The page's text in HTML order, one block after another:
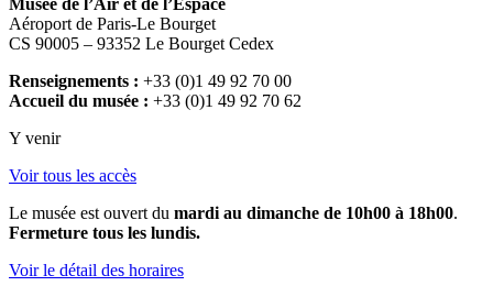
Musée de l’Air et de l’Espace
Aéroport de Paris-Le Bourget
CS 90005 – 93352 Le Bourget Cedex
Renseignements : +33 (0)1 49 92 70 00
Accueil du musée : +33 (0)1 49 92 70 62
Y venir
Voir tous les accès
Le musée est ouvert du mardi au dimanche de 10h00 à 18h00.
Fermeture tous les lundis.
Voir le détail des horaires